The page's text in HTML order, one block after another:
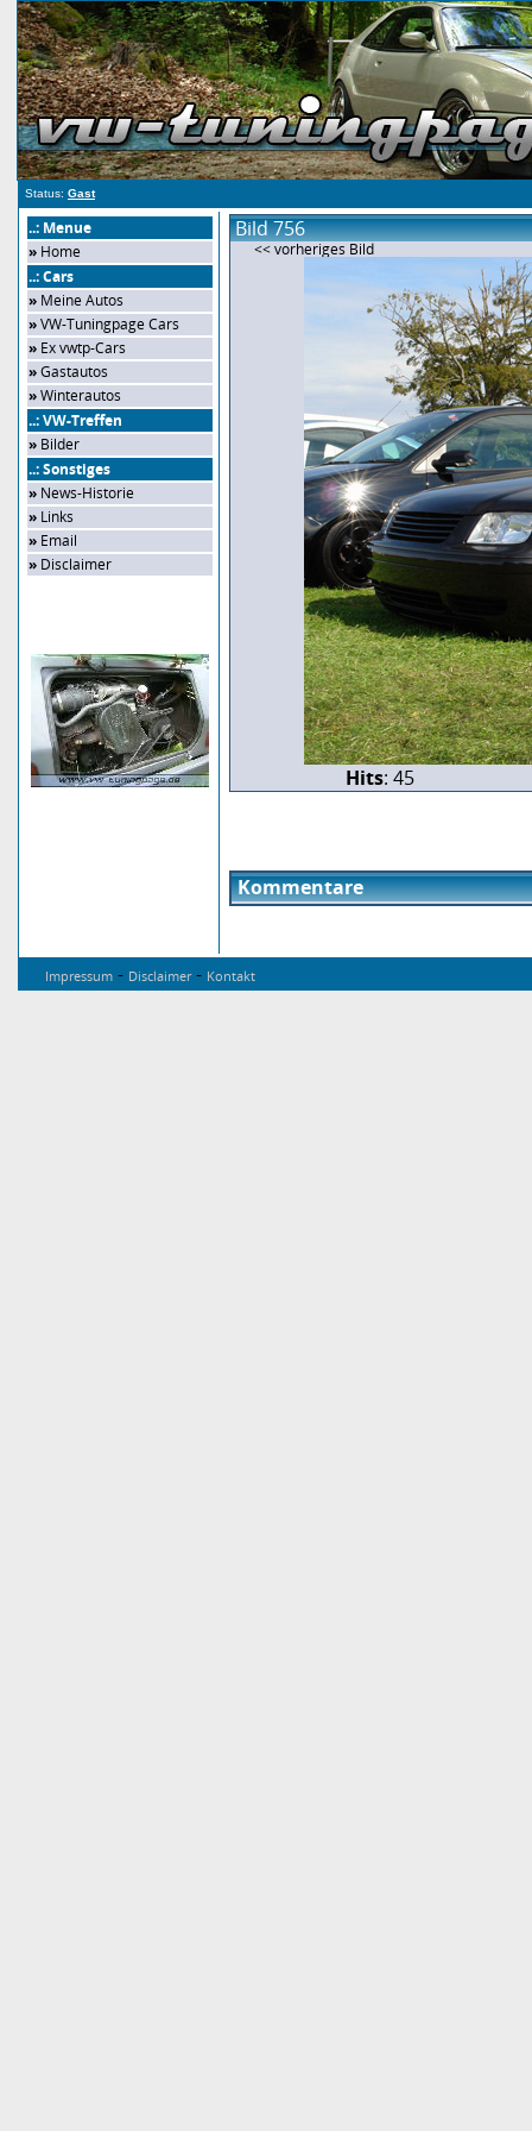
Status: Gast
..: Menue
» Home
..: Cars
» Meine Autos
»VW-Tuningpage Cars
» Ex vwtp-Cars
»Gastautos
»Winterautos
..: VW-Treffen
» Bilder
..: Sonstiges
» News-Historie
» Links
» Email
» Disclaimer
Bild 756
<< vorheriges Bild
Hits: 45
Kommentare
Impressum - Disclaimer- Kontakt